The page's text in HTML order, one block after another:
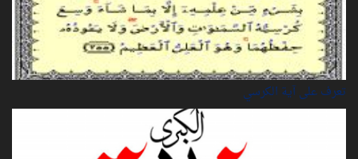
تعرف على آية الكرسي